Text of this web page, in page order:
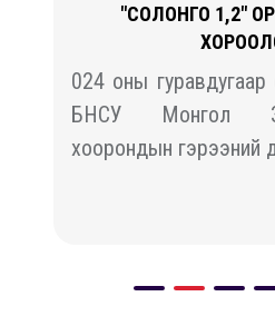
"СОЛОНГО 1,2"
024 оны гуравдугаар
БНСУ Монгол
хоорондын гэрээний